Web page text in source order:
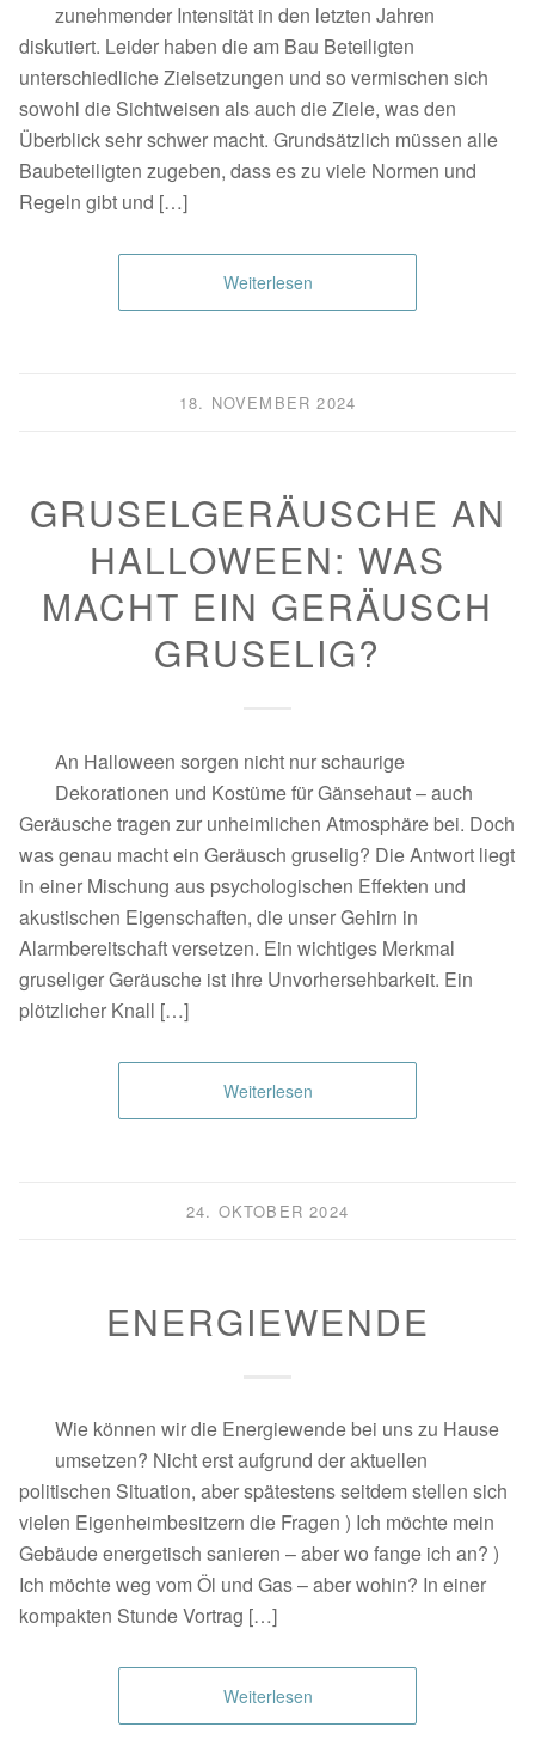
zunehmender Intensität in den letzten Jahren
diskutiert. Leider haben die am Bau Beteiligten
unterschiedliche Zielsetzungen und so vermischen sich
sowohl die Sichtweisen als auch die Ziele, was den
Überblick sehr schwer macht. Grundsätzlich müssen alle
Baubeteiligten zugeben, dass es zu viele Normen und
Regeln gibt und […]
Weiterlesen
18. NOVEMBER 2024
GRUSELGERÄUSCHE AN
HALLOWEEN: WAS
MACHT EIN GERÄUSCH
GRUSELIG?
An Halloween sorgen nicht nur schaurige
Dekorationen und Kostüme für Gänsehaut – auch
Geräusche tragen zur unheimlichen Atmosphäre bei. Doch
was genau macht ein Geräusch gruselig? Die Antwort liegt
in einer Mischung aus psychologischen Effekten und
akustischen Eigenschaften, die unser Gehirn in
Alarmbereitschaft versetzen. Ein wichtiges Merkmal
gruseliger Geräusche ist ihre Unvorhersehbarkeit. Ein
plötzlicher Knall […]
Weiterlesen
24. OKTOBER 2024
ENERGIEWENDE
Wie können wir die Energiewende bei uns zu Hause
umsetzen? Nicht erst aufgrund der aktuellen
politischen Situation, aber spätestens seitdem stellen sich
vielen Eigenheimbesitzern die Fragen ) Ich möchte mein
Gebäude energetisch sanieren – aber wo fange ich an? )
Ich möchte weg vom Öl und Gas – aber wohin? In einer
kompakten Stunde Vortrag […]
Weiterlesen